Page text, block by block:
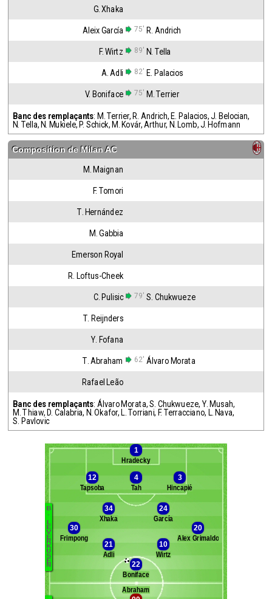
G. Xhaka
Aleix García 75' R. Andrich
F. Wirtz 89' N. Tella
A. Adli 82' E. Palacios
V. Boniface 75' M. Terrier
Banc des remplaçants: M. Terrier, R. Andrich, E. Palacios,J. Belocian,
N. Tella, N. Mukiele, P. Schick, M. Kovár, Arthur, N. Lomb,J. Hofmann
Composition de Milan AC
M. Maignan
F. Tomori
T. Hernández
M. Gabbia
Emerson Royal
R. Loftus-Cheek
C. Pulisic 79' S. Chukwueze
T. Reijnders
Y. Fofana
T. Abraham 62' Álvaro Morata
Rafael Leão
Banc des remplaçants: Álvaro Morata,S. Chukwueze, Y. Musah,
M. Thiaw, D. Calabria, N. Okafor, L. Torriani, F. Terracciano, L. Nava,
S. Pavlovic